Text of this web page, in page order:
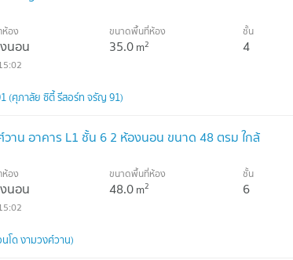
ห้อง
นอน
ขนาดพื้นที่ห้อง
35.0m2
ชั้น
4
(ศุภาลัย ซิตี้ รีสอร์ท จรัญ 91)
วาน อาคาร L1 ชั้น 6 2 ห้องนอน ขนาด 48 ตรม ใกล้
ห้อง
นอน
ขนาดพื้นที่ห้อง
48.0m2
ชั้น
6
โด งามวงศ์วาน)